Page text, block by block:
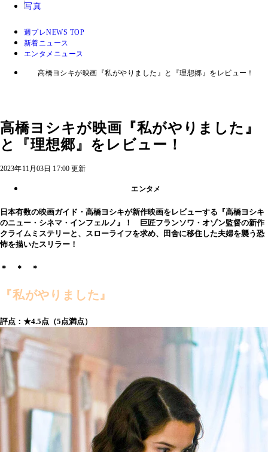
写真
週プレNEWS TOP
新着ニュース
エンタメニュース
高橋ヨシキが映画『私がやりました』と『理想郷』をレビュー！
高橋ヨシキが映画『私がやりました』
と『理想郷』をレビュー！
2023年11月03日 17:00 更新
エンタメ
日本有数の映画ガイド・高橋ヨシキが新作映画をレビューする『高橋ヨシキ
のニュー・シネマ・インフェルノ』！ 巨匠フランソワ・オゾン監督の新作
クライムミステリーと、スローライフを求め、田舎に移住した夫婦を襲う恐
怖を描いたスリラー！
＊ ＊ ＊
『私がやりました』
評点：★4.5点（5点満点）